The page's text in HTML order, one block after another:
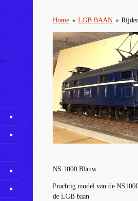
Home » LGB BAAN »
NS 1000 Blauw
Prachtig model van de
de LGB baan